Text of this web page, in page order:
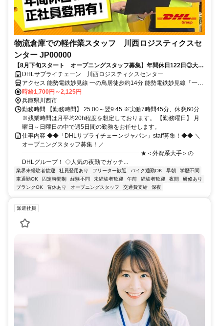
物流倉庫での軽作業スタッフ 川西ロジスティクスセ
ンター JP00000
【8月下旬スタート オープニングスタッフ募集】年間休日122日◎大手
DHLで安心勤務｜夜勤専従・軽作業スタッフ
DHLサプライチェーン 川西ロジスティクスセンター
アクセス 能勢電鉄妙見線 一の鳥居徒歩約14分 能勢電鉄妙見線「一の
鳥居」駅より無料シャトルバスがあります。
時給1,700円～2,125円
兵庫県川西市
勤務時間 【勤務時間】 25:00～翌9:45 ※実働7時間45分、休憩60分
※残業時間は月平均20h程度を想定しております。 【勤務曜日】 月
曜日～日曜日の中で週5日間の勤務をお任せします。
仕事内容 ◆◆「DHLサプライチェーンジャパン」staff募集！◆◆ ＼
オープニングスタッフ募集！／
━━━━━━━━━━━━━━━━━━━━ ★＜外資系大手＞の
DHLグループ！ ◇人気の夜勤でガッチ...
業界未経験者歓迎 社員登用あり フリーター歓迎 バイク通勤OK 早朝
学歴不問
車通勤OK
固定時間制 経験不問 未経験者歓迎 午前 経験者歓迎 夜間
研修あり
ブランクOK
育休あり オープニングスタッフ 交通費支給 深夜
派遣社員